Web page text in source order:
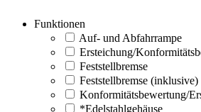
Funktionen
Auf- und Abfahrrampe
Ersteichung/
Feststellbremse
Feststellbremse (inklusive)
Konformitätsbewertung/
*Edelstahlgehäuse